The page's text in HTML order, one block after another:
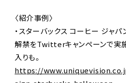
〈紹介事例〉
・スターバックス コーヒー ジャ
解禁をTwitterキャンペーンで実
入りも。
https://